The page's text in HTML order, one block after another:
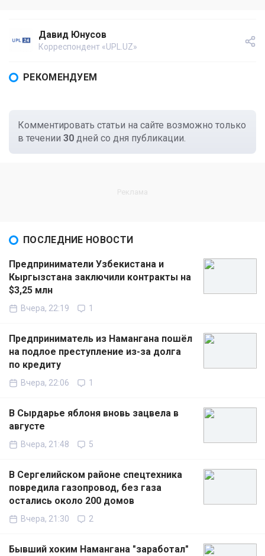
Давид Юнусов
Корреспондент «UPL.UZ»
РЕКОМЕНДУЕМ
Комментировать статьи на сайте возможно только
в течении 30 дней со дня публикации.
ПОСЛЕДНИЕ НОВОСТИ
Предприниматели Узбекистана и
Кыргызстана заключили контракты на
$3,25 млн
Вчера, 22:19 1
Предприниматель из Намангана пошёл
на подлое преступление из-за долга
по кредиту
Вчера, 22:06 1
В Сырдарье яблоня вновь зацвела в
августе
Вчера, 21:48 5
В Сергелийском районе спецтехника
повредила газопровод, без газа
остались около 200 домов
Вчера, 21:30 2
Бывший хоким Намангана "заработал"